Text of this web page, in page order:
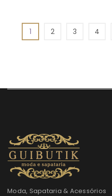
1 2 3 4
Moda, Sapataria & Acessórios